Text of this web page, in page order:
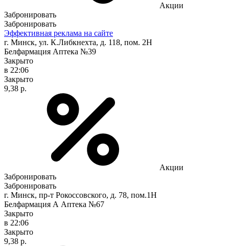
Акции
Забронировать
Забронировать
Эффективная реклама на сайте
г. Минск, ул. К.Либкнехта, д. 118, пом. 2Н
Белфармация Аптека №39
Закрыто
в 22:06
Закрыто
9,38 р.
Акции
Забронировать
Забронировать
г. Минск, пр-т Рокоссовского, д. 78, пом.1Н
Белфармация А Аптека №67
Закрыто
в 22:06
Закрыто
9,38 р.